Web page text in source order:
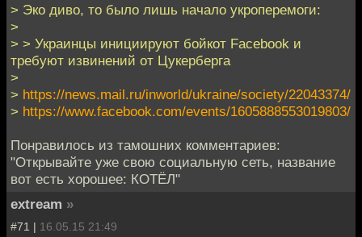
> Эко диво, то было лишь начало укроперемоги:
>
> > Украинцы инициируют бойкот Facebook и
требуют извинений от Цукерберга
>
> https://news.mail.ru/inworld/ukraine/society/22043374/
> https://www.facebook.com/events/1605888553019803/
Понравилось из тамошних комментариев:
"Открывайте уже свою социальную сеть, название
вот есть хорошее: КОТЁЛ"
extream »
#71 | 16.05.15 21:49